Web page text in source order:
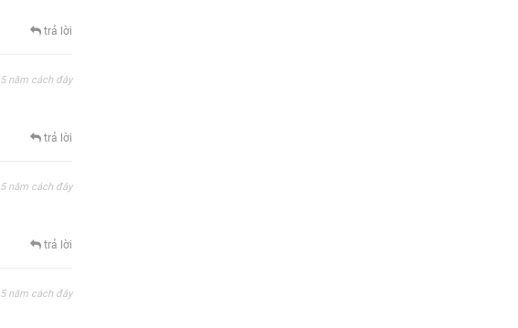
trả lời
5 năm cách đây
trả lời
5 năm cách đây
trả lời
5 năm cách đây